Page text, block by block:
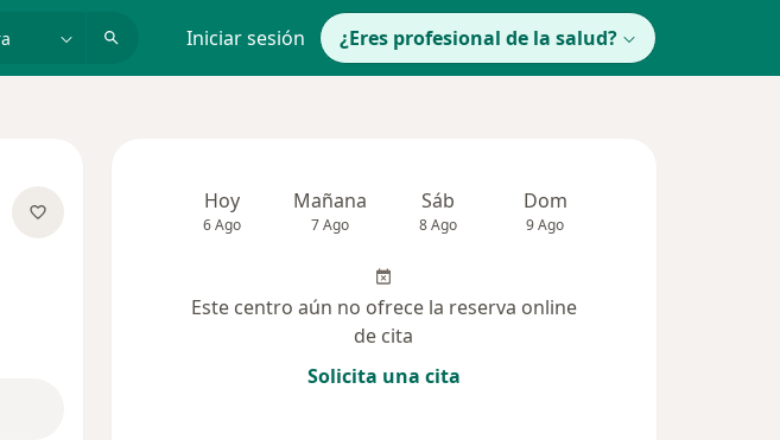
Iniciar sesión ¿Eres profesional de la salud?
Hoy
6 Ago
Mañana
7 Ago
Sáb
8 Ago
Dom
9 Ago
Este centro aún no ofrece la reserva online
de cita
Solicita una cita